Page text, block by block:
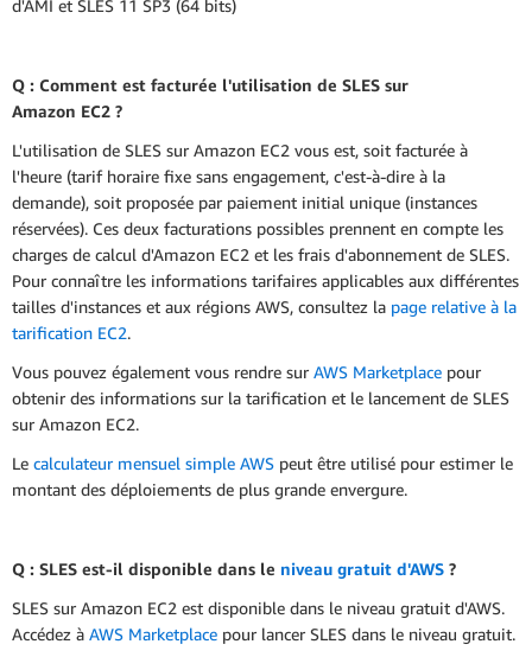
d'AMI et SLES 11 SP3 (64 bits)
Q : Comment est facturée l'utilisation de SLES sur
Amazon EC2 ?
L'utilisation de SLES sur Amazon EC2 vous est, soit facturée à
l'heure (tarif horaire fixe sans engagement, c'est-à-dire à la
demande), soit proposée par paiement initial unique (instances
réservées). Ces deux facturations possibles prennent en compte les
charges de calcul d'Amazon EC2 et les frais d'abonnement de SLES.
Pour connaître les informations tarifaires applicables aux différentes
tailles d'instances et aux régions AWS, consultez la page relative à la
tarification EC2.
Vous pouvez également vous rendre sur AWS Marketplace pour
obtenir des informations sur la tarification et le lancement de SLES
sur Amazon EC2.
Le calculateur mensuel simple AWS peut être utilisé pour estimer le
montant des déploiements de plus grande envergure.
Q : SLES est-il disponible dans le niveau gratuit d'AWS ?
SLES sur Amazon EC2 est disponible dans le niveau gratuit d'AWS.
Accédez à AWS Marketplace pour lancer SLES dans le niveau gratuit.